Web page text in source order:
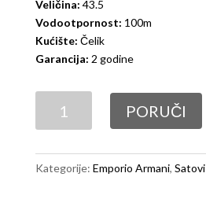
Veličina: 43.5
Vodootpornost: 100m
Kućište: Čelik
Garancija: 2 godine
Armani
količina
PORUČI
Kategorije: Emporio Armani, Satovi